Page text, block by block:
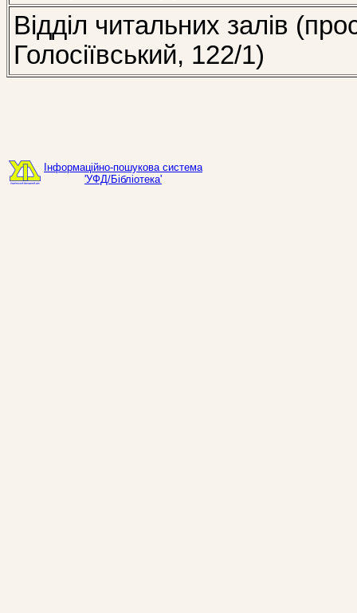
Відділ читальних залів
Голосіївський, 122/1)
Інформаційно-пошукова система
'УФД/Бібліотека'